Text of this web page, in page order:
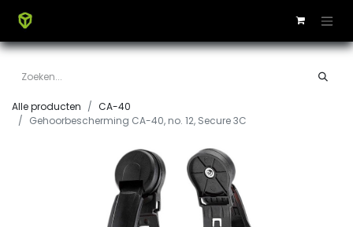
Alle producten
CA-40
Gehoorbescherming CA-40, no. 12, Secure 3C